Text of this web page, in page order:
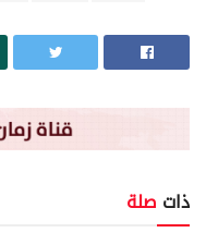
ذات صلة